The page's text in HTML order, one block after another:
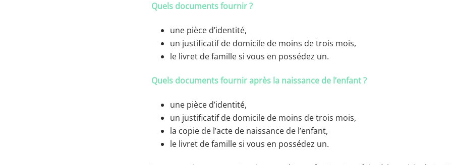
Quels documents fournir ?
une pièce d’identité,
un justificatif de domicile de moins de trois mois,
le livret de famille si vous en possédez un.
Quels documents fournir après la naissance de l’enfant ?
une pièce d’identité,
un justificatif de domicile de moins de trois mois,
la copie de l’acte de naissance de l’enfant,
le livret de famille si vous en possédez un.